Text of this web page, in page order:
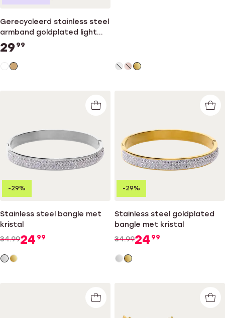
Gerecycleerd stainless steel
armband goldplated light
colorado kristal
29 99
Stainless steel bangle met
kristal
34.9924 99
-29%
Stainless steel goldplated
bangle met kristal
34.9924 99
-29%